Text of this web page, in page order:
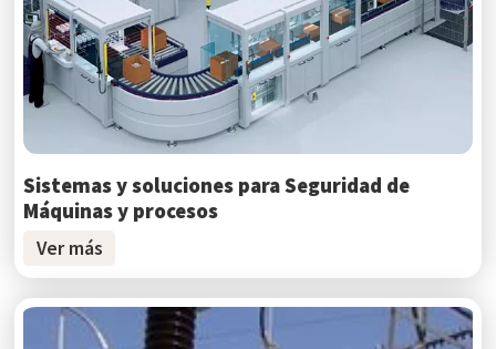
Sistemas y soluciones para Seguridad de
Máquinas y procesos
Ver más